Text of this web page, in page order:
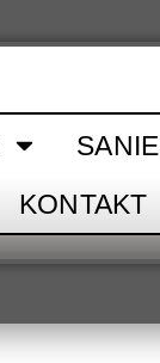
KONTAKT